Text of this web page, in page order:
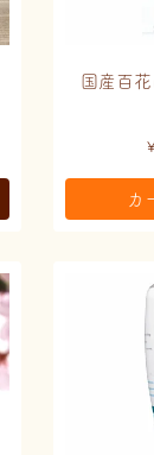
国産百
カ